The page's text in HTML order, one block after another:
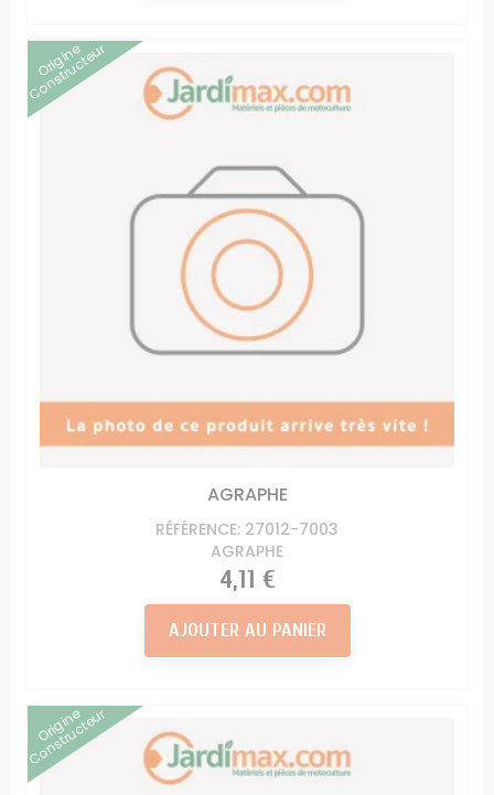
Origine
Constructeur
AGRAPHE
RÉFÉRENCE: 27012-7003
AGRAPHE
Prix
4,11 €
AJOUTER AU PANIER
Origine
Constructeur